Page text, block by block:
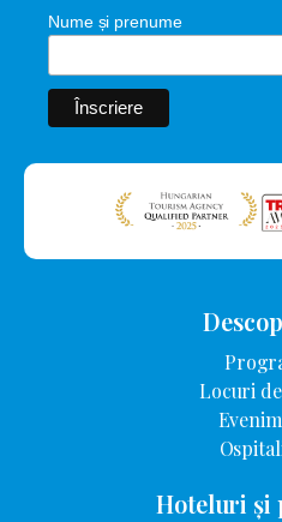
Nume și prenume
Locuri
Hoteluri și